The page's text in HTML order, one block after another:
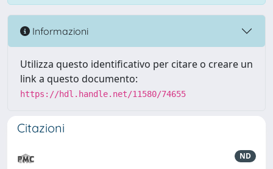
Informazioni
Utilizza questo identificativo per citare o creare un
link a questo documento:
https://hdl.handle.net/11580/74655
Citazioni
ND